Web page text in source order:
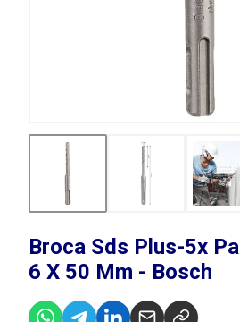
Broca Sds Plus-5x
6 X 50 Mm - Bosch